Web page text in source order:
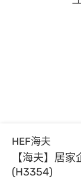
HEF海夫
【海夫】居
(H3354)